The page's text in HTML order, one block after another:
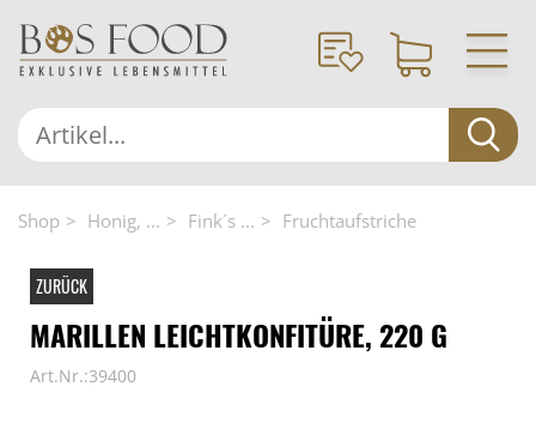
Shop Honig, ... Fink´s ... Fruchtaufstriche
ZURÜCK
MARILLEN LEICHTKONFITÜRE, 220 G
Art.Nr.:39400